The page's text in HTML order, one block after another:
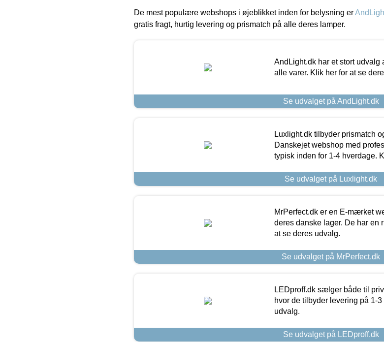
De mest populære webshops i øjeblikket inden for belysning er
gratis fragt, hurtig levering og prismatch på alle deres lamper.
AndLight.dk har et stort udvalg
alle varer. Klik her for at se
Se udvalget på AndLight.dk
Luxlight.dk tilbyder prismatch
Danskejet webshop med
typisk inden for 1-4 hverdage.
Se udvalget på Luxlight.dk
MrPerfect.dk er en E-mærket
deres danske lager. De har en
at se deres udvalg.
Se udvalget på MrPerfect.dk
LEDproff.dk sælger både til
hvor de tilbyder levering på 1-
udvalg.
Se udvalget på LEDproff.dk